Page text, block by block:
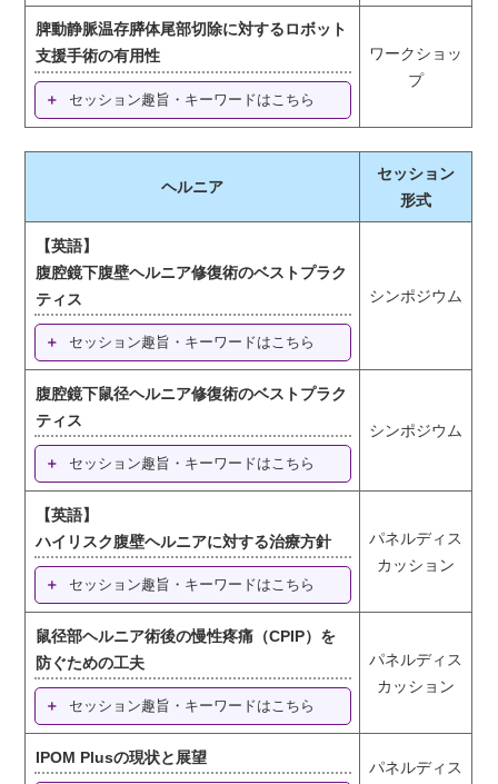
脾動静脈温存膵体尾部切除に対するロボット
支援手術の有用性
セッション趣旨・キーワードはこちら
ワークショッ
プ
ヘルニア
セッション
形式
【英語】
腹腔鏡下腹壁ヘルニア修復術のベストプラク
ティス
セッション趣旨・キーワードはこちら
シンポジウム
腹腔鏡下鼠径ヘルニア修復術のベストプラク
ティス
セッション趣旨・キーワードはこちら
シンポジウム
【英語】
ハイリスク腹壁ヘルニアに対する治療方針
セッション趣旨・キーワードはこちら
パネルディス
カッション
鼠径部ヘルニア術後の慢性疼痛（CPIP）を
防ぐための工夫
セッション趣旨・キーワードはこちら
パネルディス
カッション
IPOM Plusの現状と展望
パネルディス